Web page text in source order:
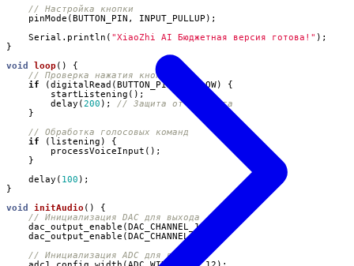
pinMode (BUTTON_PIN , INPUT_PULLUP );
Serial . println ( "XiaoZhi AI Бюджетная версия готова!" );
}
void
loop ()
{
if
(digitalRead (BUTTON_PIN LOW)
{
startListening ();
delay (200 );
}
if
(listening )
{
processVoiceInput ();
}
delay ( 100 );
}
void
initAudio ()
{
dac_output_enable (DAC_CHANNEL_1);
dac_output_enable (DAC_CHANNEL_2